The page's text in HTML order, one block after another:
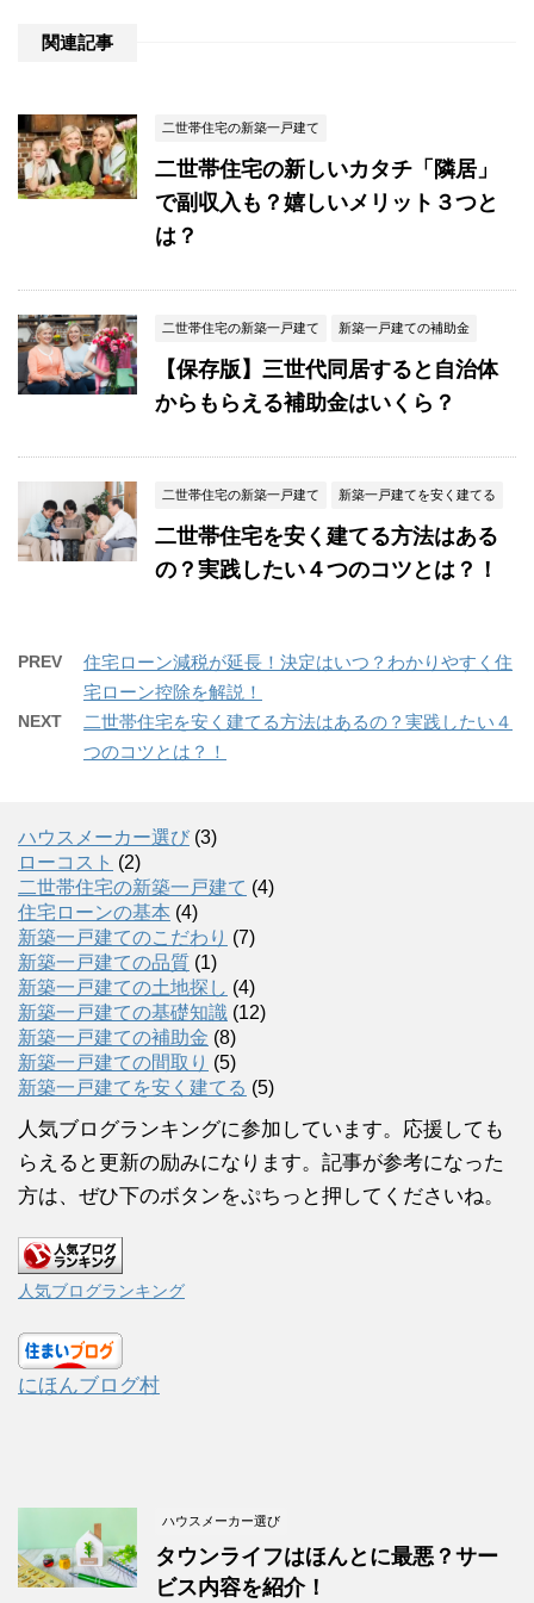
関連記事
二世帯住宅の新築一戸建て
二世帯住宅の新しいカタチ「隣居」
で副収入も？嬉しいメリット３つと
は？
二世帯住宅の新築一戸建て 新築一戸建ての補助金
【保存版】三世代同居すると自治体
からもらえる補助金はいくら？
二世帯住宅の新築一戸建て 新築一戸建てを安く建てる
二世帯住宅を安く建てる方法はある
の？実践したい４つのコツとは？！
PREV
住宅ローン減税が延長！決定はいつ？わかりやすく住
宅ローン控除を解説！
NEXT
二世帯住宅を安く建てる方法はあるの？実践したい４
つのコツとは？！
ハウスメーカー選び (3)
ローコスト (2)
二世帯住宅の新築一戸建て (4)
住宅ローンの基本 (4)
新築一戸建てのこだわり (7)
新築一戸建ての品質 (1)
新築一戸建ての土地探し (4)
新築一戸建ての基礎知識 (12)
新築一戸建ての補助金 (8)
新築一戸建ての間取り (5)
新築一戸建てを安く建てる (5)
人気ブログランキングに参加しています。応援しても
らえると更新の励みになります。記事が参考になった
方は、ぜひ下のボタンをぷちっと押してくださいね。
人気ブログランキング
にほんブログ村
ハウスメーカー選び
タウンライフはほんとに最悪？サー
ビス内容を紹介！